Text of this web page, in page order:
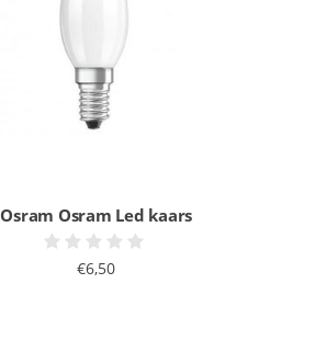
Osram Osram Led kaars
€6,50